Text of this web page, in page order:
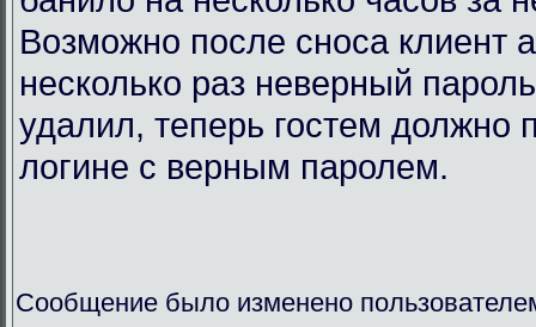
Возможно после сноса клиент
несколько раз неверный
удалил, теперь гостем должно
логине с верным паролем.
Сообщение было изменено